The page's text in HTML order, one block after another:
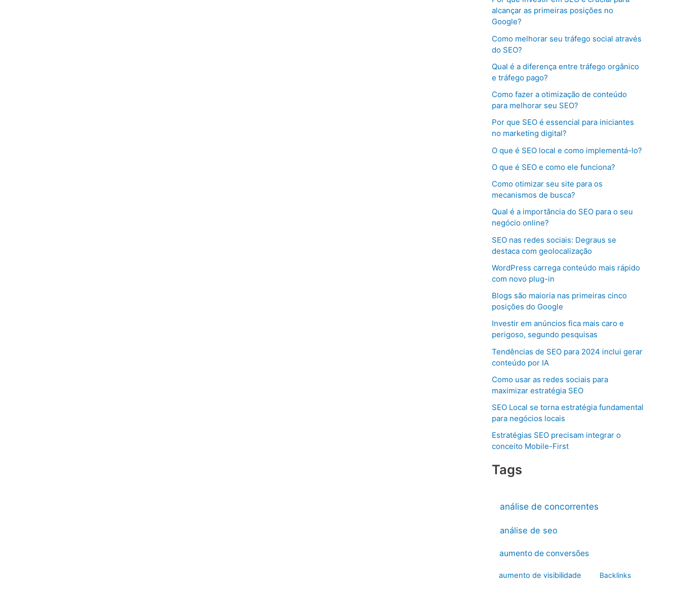
alcançar as primeiras posições no
Google?
Como melhorar seu tráfego social através
do SEO?
Qual é a diferença entre tráfego orgânico
e tráfego pago?
Como fazer a otimização de conteúdo
para melhorar seu SEO?
Por que SEO é essencial para iniciantes
no marketing digital?
O que é SEO local e como implementá-lo?
O que é SEO e como ele funciona?
Como otimizar seu site para os
mecanismos de busca?
Qual é a importância do SEO para o seu
negócio online?
SEO nas redes sociais: Degraus se
destaca com geolocalização
WordPress carrega conteúdo mais rápido
com novo plug-in
Blogs são maioria nas primeiras cinco
posições do Google
Investir em anúncios fica mais caro e
perigoso, segundo pesquisas
Tendências de SEO para 2024 inclui gerar
conteúdo por IA
Como usar as redes sociais para
maximizar estratégia SEO
SEO Local se torna estratégia fundamental
para negócios locais
Estratégias SEO precisam integrar o
conceito Mobile-First
Tags
análise de concorrentes
análise de seo
aumento de conversões
aumento de visibilidade Backlinks